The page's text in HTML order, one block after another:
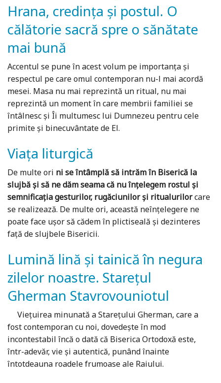
Hrana, credința și postul. O
călătorie sacră spre o sănătate
mai bună
Accentul se pune în acest volum pe importanța și
respectul pe care omul contemporan nu-l mai acordă
mesei. Masa nu mai reprezintă un ritual, nu mai
reprezintă un moment în care membrii familiei se
întâlnesc și Îi multumesc lui Dumnezeu pentru cele
primite și binecuvântate de El.
Viața liturgică
De multe ori ni se întâmplă să intrăm în Biserică la
slujbă și să ne dăm seama că nu înțelegem rostul și
semnificația gesturilor, rugăciunilor și ritualurilorcare
se realizează. De multe ori, această neînțelegere ne
poate face ușor să cădem în plictiseală și dezinteres
față de slujbele Bisericii.
Lumină lină și tainică în negura
zilelor noastre. Starețul
Gherman Stavrovouniotul
Vieţuirea minunată a Stareţului Gherman, care a
fost contemporan cu noi, dovedeşte în mod
incontestabil încă o dată că Biserica Ortodoxă este,
într-adevăr, vie şi autentică, punând înainte
întotdeauna roadele frumoase ale Raiului.